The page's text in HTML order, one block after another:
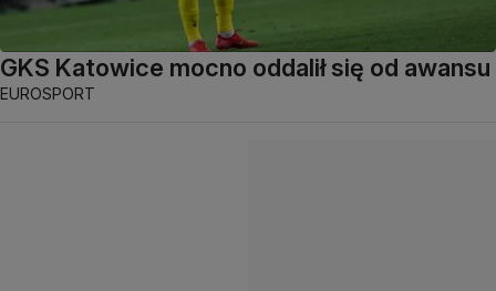
GKS Katowice mocno oddalił się od awansu
EUROSPORT